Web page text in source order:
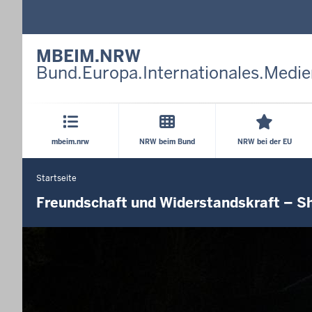
MBEIM.NRW
Hauptmenü
mbeim.nrw NRW beim Bund NRW bei der EU
Sie
befinden
Startseite
Freundschaft und Widerstandskraft –